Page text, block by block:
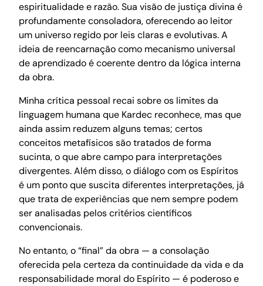
espiritualidade e razão. Sua visão de justiça divina é
profundamente consoladora, oferecendo ao leitor
um universo regido por leis claras e evolutivas. A
ideia de reencarnação como mecanismo universal
de aprendizado é coerente dentro da lógica interna
da obra.
Minha crítica pessoal recai sobre os limites da
linguagem humana que Kardec reconhece, mas que
ainda assim reduzem alguns temas; certos
conceitos metafísicos são tratados de forma
sucinta, o que abre campo para interpretações
divergentes. Além disso, o diálogo com os Espíritos
é um ponto que suscita diferentes interpretações, já
que trata de experiências que nem sempre podem
ser analisadas pelos critérios científicos
convencionais.
No entanto, o “final” da obra — a consolação
oferecida pela certeza da continuidade da vida e da
responsabilidade moral do Espírito — é poderoso e